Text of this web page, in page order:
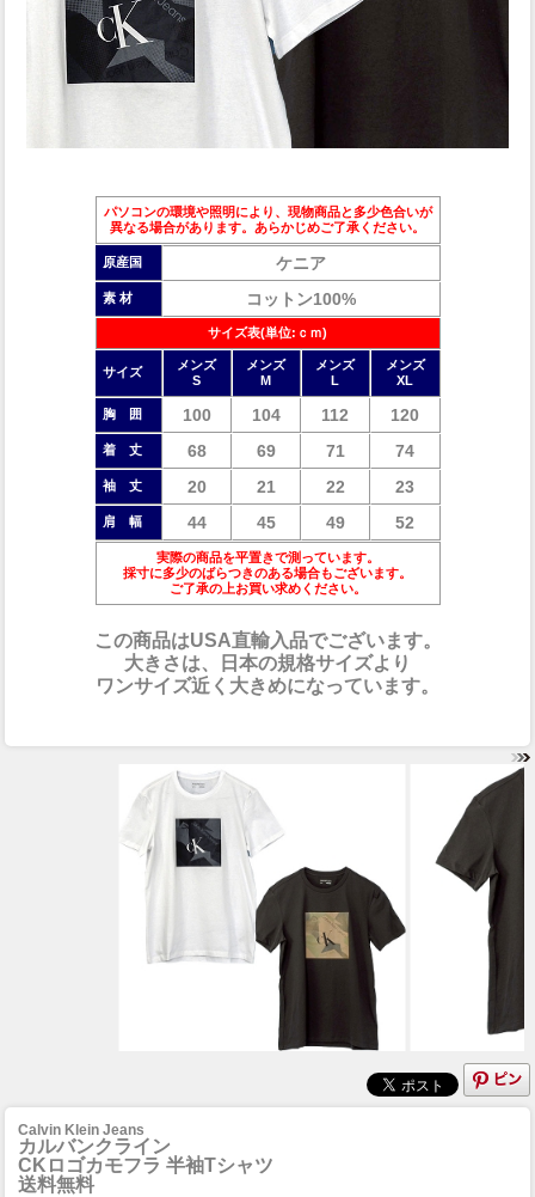
パソコンの環境や照明により、現物商品と多少色合いが
異なる場合があります。あらかじめご了承ください。
原産国 ケニア
素 材 コットン100%
サイズ表(単位:ｃｍ)
サイズ
メンズ
S
メンズ
M
メンズ
L
メンズ
XL
胸 囲 100 104 112 120
着 丈 68 69 71 74
袖 丈 20 21 22 23
肩 幅 44 45 49 52
実際の商品を平置きで測っています。
採寸に多少のばらつきのある場合もございます。
ご了承の上お買い求めください。
この商品はUSA直輸入品でございます。
大きさは、日本の規格サイズより
ワンサイズ近く大きめになっています。
Calvin Klein Jeans
カルバンクライン
CKロゴカモフラ 半袖Tシャツ
送料無料